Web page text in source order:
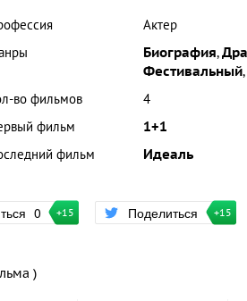
Актер
Биография,
Фестивальный,
во фильмов
4
фильм
1+1
фильм
Идеаль
0 +15 Поделиться +15
)